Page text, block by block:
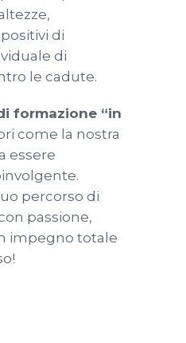
di
di
le cadute.
formazione “in
come la nostra
essere
percorso di
passione,
impegno totale